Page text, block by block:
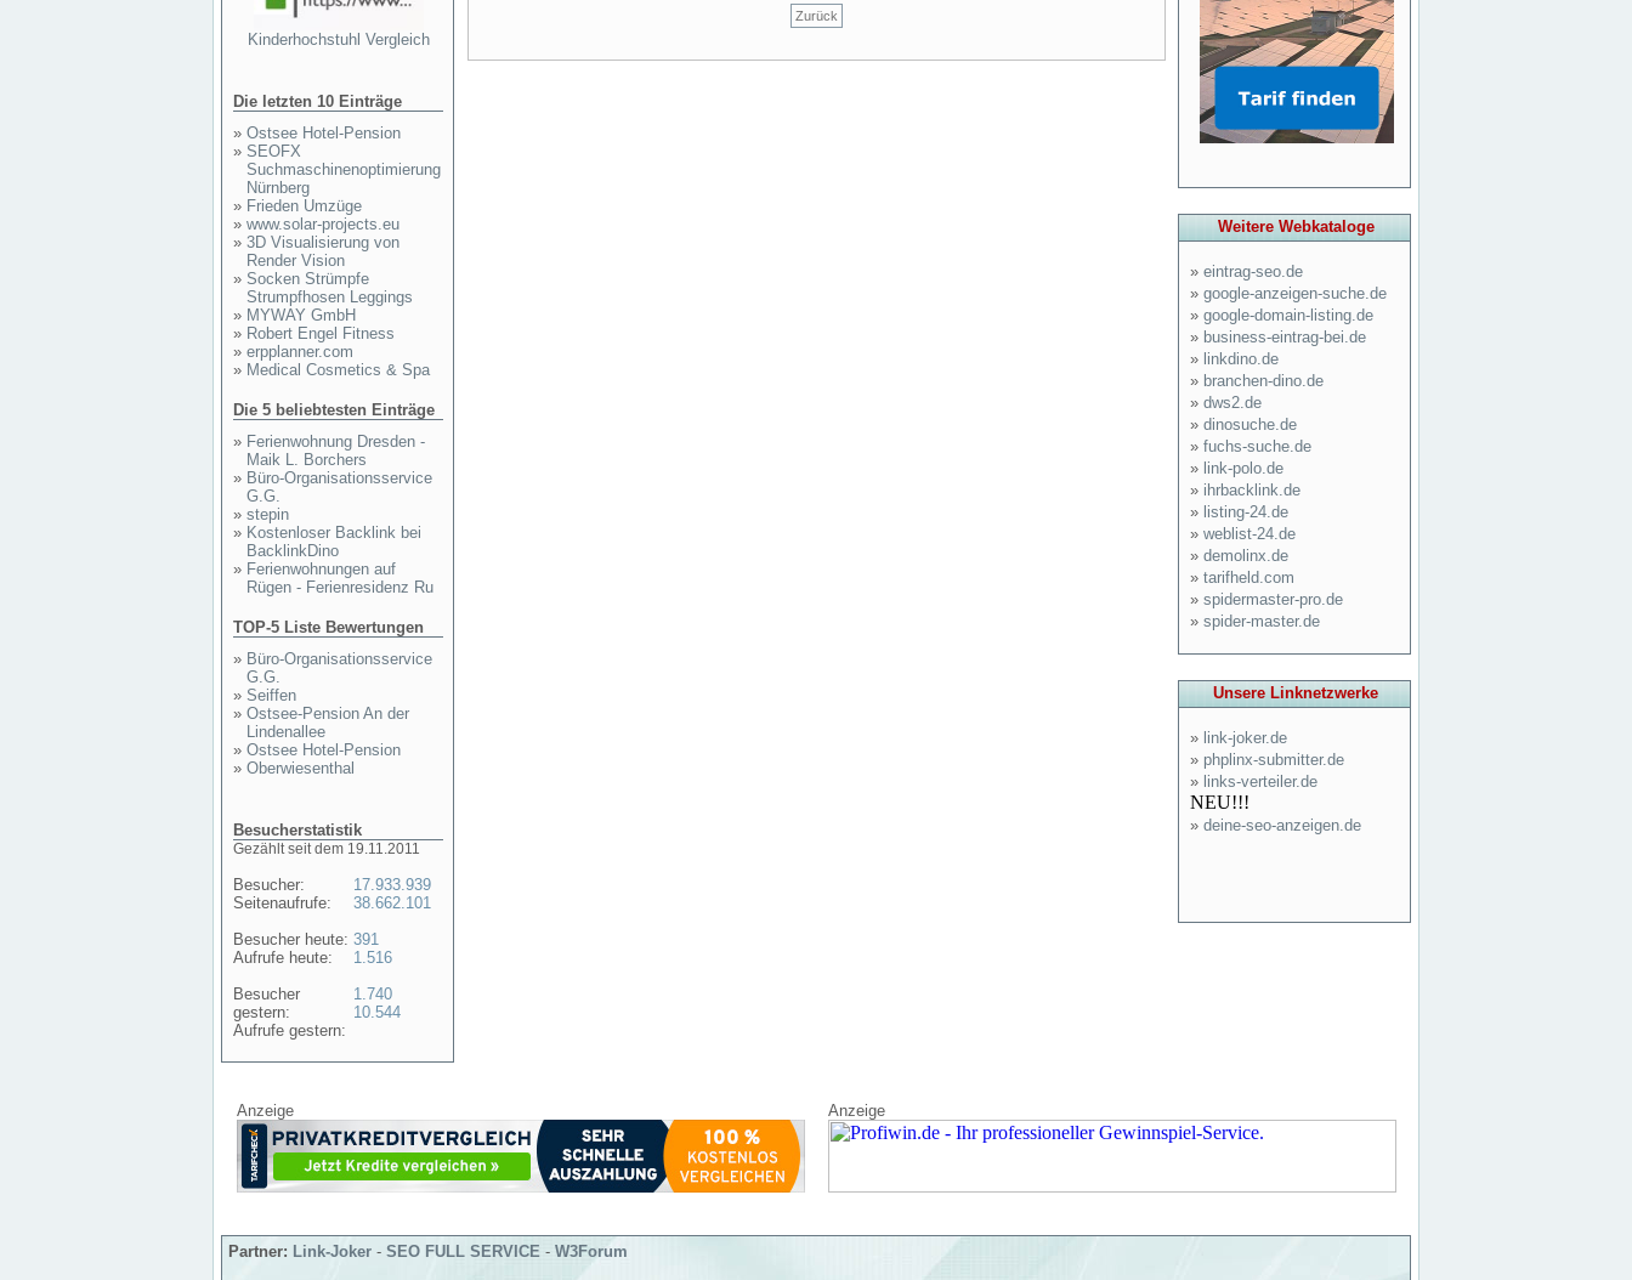
Kinderhochstuhl Vergleich
Die letzten 10 Einträge
» Ostsee Hotel-Pension
» SEOFX
Suchmaschinenoptimierung
Nürnberg
» Frieden Umzüge
» www.solar-projects.eu
» 3D Visualisierung von
Render Vision
» Socken Strümpfe
Strumpfhosen Leggings
» MYWAY GmbH
» Robert Engel Fitness
» erpplanner.com
» Medical Cosmetics & Spa
Die 5 beliebtesten Einträge
» Ferienwohnung Dresden -
Maik L. Borchers
» Büro-Organisationsservice
G.G.
» stepin
» Kostenloser Backlink bei
BacklinkDino
» Ferienwohnungen auf
Rügen - Ferienresidenz Ru
TOP-5 Liste Bewertungen
» Büro-Organisationsservice
G.G.
» Seiffen
» Ostsee-Pension An der
Lindenallee
» Ostsee Hotel-Pension
» Oberwiesenthal
Besucherstatistik
Gezählt seit dem 19.11.2011
Besucher:
Seitenaufrufe:
Besucher heute:
Aufrufe heute:
Besucher
gestern:
Aufrufe gestern:
17.933.939
38.662.101
391
1.516
1.740
10.544
Zurück
Weitere Webkataloge
» eintrag-seo.de
» google-anzeigen-suche.de
» google-domain-listing.de
» business-eintrag-bei.de
» linkdino.de
» branchen-dino.de
» dws2.de
» dinosuche.de
» fuchs-suche.de
» link-polo.de
» ihrbacklink.de
» listing-24.de
» weblist-24.de
» demolinx.de
» tarifheld.com
» spidermaster-pro.de
» spider-master.de
Unsere Linknetzwerke
» link-joker.de
» phplinx-submitter.de
» links-verteiler.de
NEU!!!
» deine-seo-anzeigen.de
Anzeige Anzeige
Partner: Link-Joker - SEO FULL SERVICE - W3Forum